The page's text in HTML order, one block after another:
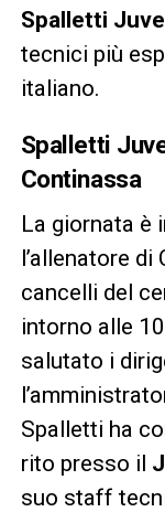
Spalletti
tecnici più
italiano.
Spalletti
Continassa
La giornata è
l’allenatore
cancelli del
intorno alle
salutato i
Spalletti ha
rito presso il
suo staff